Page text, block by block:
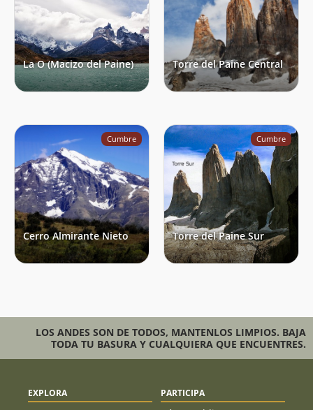
La O (Macizo del Paine) Torre del Paine Central
Cumbre
Cerro Almirante Nieto
Cumbre
Torre del Paine Sur
LOS ANDES SON DE TODOS, MANTENLOS LIMPIOS. BAJA
TODA TU BASURA Y CUALQUIERA QUE ENCUENTRES.
EXPLORA PARTICIPA